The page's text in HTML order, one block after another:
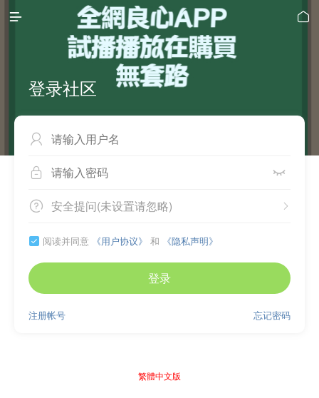
 
登录社区

 
 
安全提问(未设置请忽略)
 阅读并同意 《用户协议》 和 《隐私声明》
登录
忘记密码
注册帐号
繁體中文版